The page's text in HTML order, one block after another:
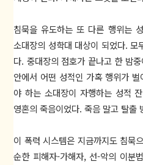
침묵을 유도하는 또 다른 행위는
소대장의 성학대 대상이 되었다.
다. 중대장의 점호가 끝나고 한 밤
안에서 어떤 성적인 가혹 행위가
야 하는 소대장이 자행하는 성적
영혼의 죽음이었다. 죽음 말고 탈출
이 폭력 시스템은 지금까지도 침묵
순한 피해자-가해자, 선-악의 이분